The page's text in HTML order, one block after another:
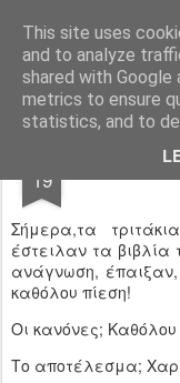
This site uses
and to analyze
shared with
metrics to ensure
statistics, and to
19
Σήμερα,τα
έστειλαν τα βιβλία
ανάγνωση,
καθόλου πίεση!
Οι κανόνες; Καθόλου
Το αποτέλεσμα;